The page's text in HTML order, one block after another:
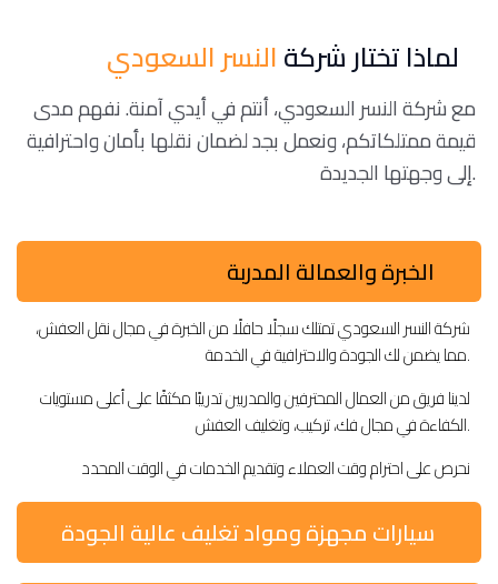
لماذا تختار شركةالنسر السعودي
مع شركة النسر السعودي، أنتم في أيدي آمنة. نفهم مدى
قيمة ممتلكاتكم، ونعمل بجد لضمان نقلها بأمان واحترافية
إلى وجهتها الجديدة.
الخبرة والعمالة المدربة
شركة النسر السعودي تمتلك سجلًا حافلًا من الخبرة في مجال نقل العفش،
مما يضمن لك الجودة والاحترافية في الخدمة.
لدينا فريق من العمال المحترفين والمدربين تدريبًا مكثفًا على أعلى مستويات
الكفاءة في مجال فك، تركيب، وتغليف العفش.
نحرص على احترام وقت العملاء وتقديم الخدمات في الوقت المحدد
سيارات مجهزة ومواد تغليف عالية الجودة